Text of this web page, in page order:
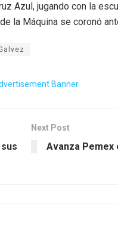
Azul, jugando con la
la Máquina se coronó
Next Post
Avanza